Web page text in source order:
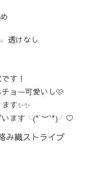
透けなし
す！
ョー可愛いし🩷
す✨✨
います╰(*´︶`*)╯♡
み織ストライプ